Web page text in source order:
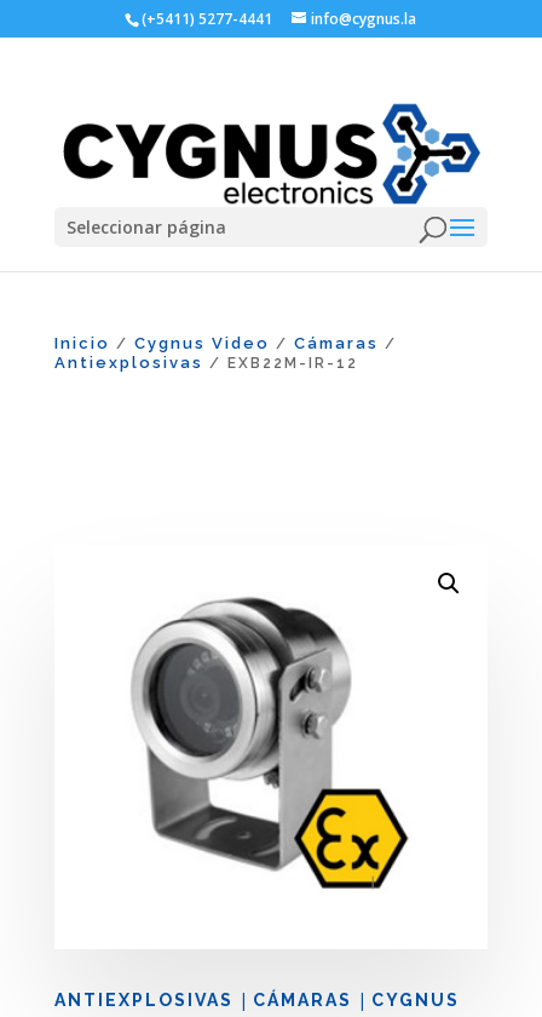
(+5411) 5277-4441 info@cygnus.la
Seleccionar página
Inicio / Cygnus Video / Cámaras /
Antiexplosivas / EXB22M-IR-12
ANTIEXPLOSIVAS | CÁMARAS | CYGNUS